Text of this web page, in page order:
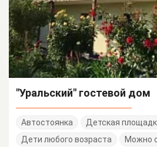
"Уральский" гостевой дом
Автостоянка
Детская
Дети любого возраста
Можно